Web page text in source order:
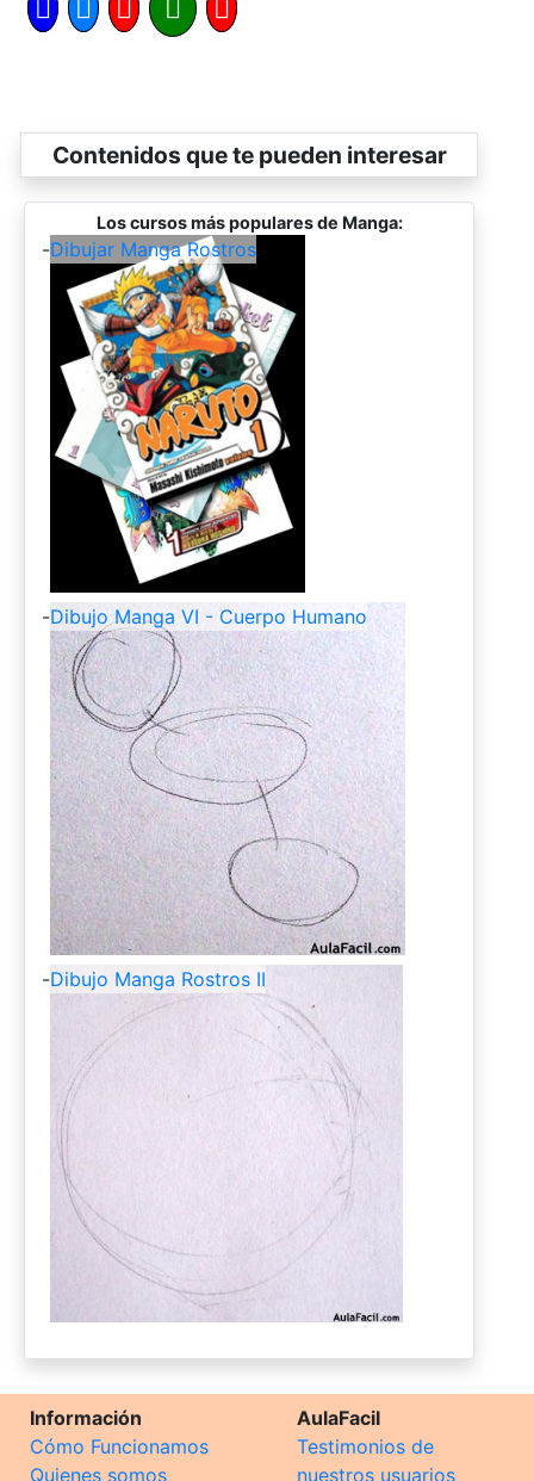
Contenidos que te pueden interesar
Los cursos más populares de Manga:
-Dibujar Manga Rostros
-Dibujo Manga VI - Cuerpo Humano
-Dibujo Manga Rostros II
Información
Cómo Funcionamos
Quienes somos
AulaFacil
Testimonios de
nuestros usuarios